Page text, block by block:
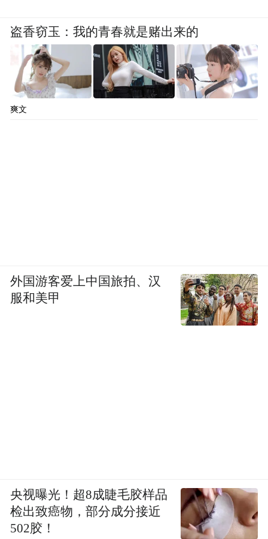
盗香窃玉：我的青春就是赌出来的
爽文
外国游客爱上中国旅拍、汉
服和美甲
央视曝光！超8成睫毛胶样品
检出致癌物，部分成分接近
502胶！